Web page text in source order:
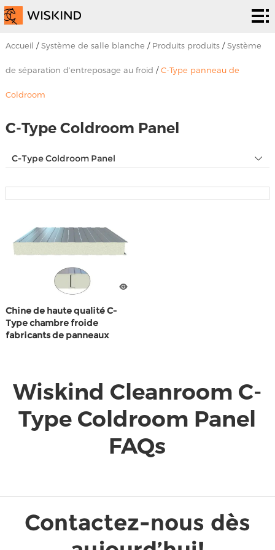
Système
de salle
blanche
Services
d’epc
Solutions
Solutions
Les
projets
À
propos
Nouvelles &
Accueil /Système de salle blanche / Produits produits/Système
de séparation d’entreposage au froid /C-Type panneau de
Coldroom
C-Type Coldroom Panel
C-Type Coldroom Panel
Chine de haute qualité C-
Type chambre froide
fabricants de panneaux
Wiskind Cleanroom C-
Type Coldroom Panel
FAQs
Contactez-nous dès